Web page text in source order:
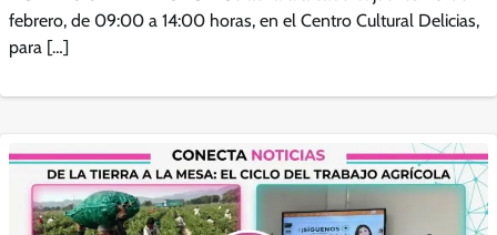
febrero, de 09:00 a 14:00 horas, en el Centro Cultural Delicias,
para […]